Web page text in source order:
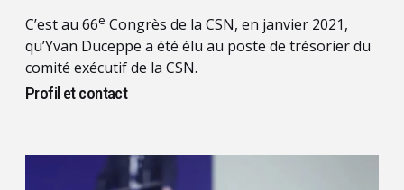
C’est au 66e Congrès de la CSN, en janvier 2021,
qu’Yvan Duceppe a été élu au poste de trésorier du
comité exécutif de la CSN.
Profil et contact